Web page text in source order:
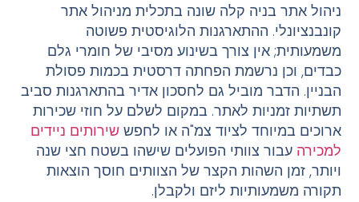
ניהול אתר בניה קלה שונה בתכלית מניהול אתר
קונבנציונלי. ההתארגנות הלוגיסטית פשוטה
משמעותית; אין צורך בשינוע מסיבי של חומרי גלם
כבדים, וכן נרשמת הפחתה דרסטית בכמות פסולת
הבניין. הדבר מוביל גם לחסכון אדיר בהתארגנות סביב
תשתיות זמניות לאתר. במקום לשלם על חוזי שכירות
ארוכים במיוחד לציוד צמ"ה או לחפששירותים ניידים
למכירהעבור צוותי הפועלים שישהו בשטח חצי שנה
ויותר, זמן השהות הקצר של הצוותים חוסך הוצאות
תקורה משמעותיות ליזם ולקבלן.